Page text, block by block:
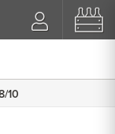
10